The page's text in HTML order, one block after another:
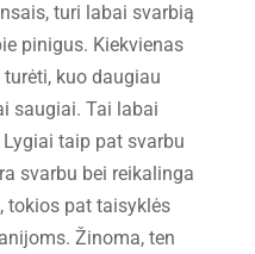
turi labai svarbią
pinigus. Kiekvienas
kuo daugiau
saugiai. Tai labai
taip pat svarbu
svarbu bei reikalinga
tokios pat taisyklės
Žinoma, ten